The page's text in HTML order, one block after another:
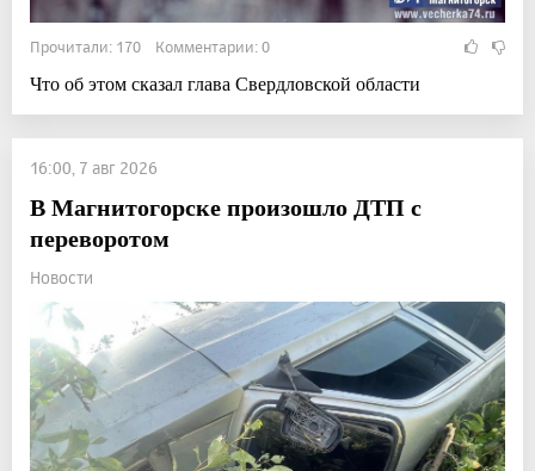
Прочитали: 170 Комментарии: 0
Что об этом сказал глава Свердловской области
16:00, 7 авг 2026
В Магнитогорске произошло ДТП с
переворотом
Новости